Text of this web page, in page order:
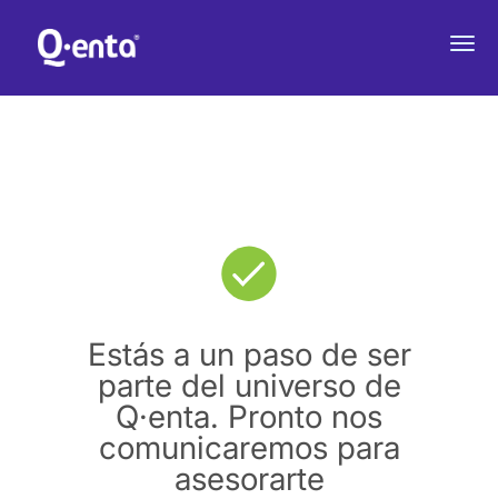
Estás a un paso de ser
parte del universo de
Q·enta. Pronto nos
comunicaremos para
asesorarte